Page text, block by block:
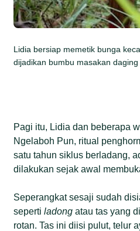
Lidia bersiap memetik bunga
dijadikan bumbu masakan
Pagi itu, Lidia dan beberapa
Ngelaboh Pun, ritual
satu tahun siklus berladang,
dilakukan sejak awal
Seperangkat sesaji sudah
sepertiladong atau tas yang
rotan. Tas ini diisi pulut, telur